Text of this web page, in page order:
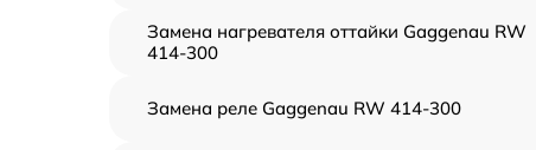
Замена нагревателя оттайки Gaggenau RW
414-300
Замена реле Gaggenau RW 414-300